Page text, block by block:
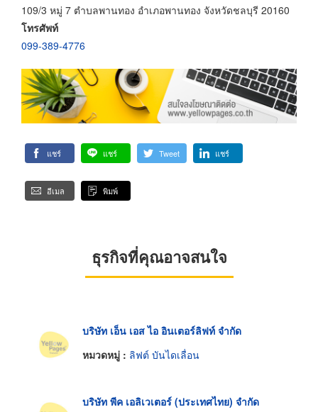
109/3 หมู่ 7 ตำบลพานทอง อำเภอพานทอง จังหวัดชลบุรี 20160
โทรศัพท์
099-389-4776
แชร์ แชร์ Tweet แชร์
อีเมล พิมพ์
ธุรกิจที่คุณอาจสนใจ
บริษัท เอ็น เอส ไอ อินเตอร์ลิฟท์ จำกัด
หมวดหมู่ : ลิฟต์ บันไดเลื่อน
บริษัท พีค เอลิเวเตอร์ (ประเทศไทย) จำกัด